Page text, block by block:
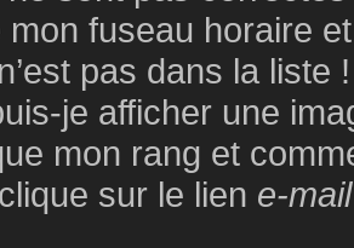
mon fuseau horaire
pas dans la liste !
je afficher une
mon rang et
sur le lien e-mail